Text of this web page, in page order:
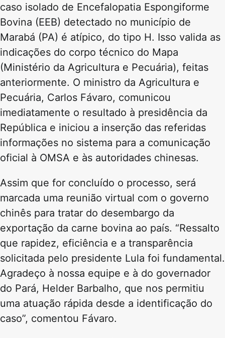
caso isolado de Encefalopatia Espongiforme
Bovina (EEB) detectado no município de
Marabá (PA) é atípico, do tipo H. Isso valida as
indicações do corpo técnico do Mapa
(Ministério da Agricultura e Pecuária), feitas
anteriormente. O ministro da Agricultura e
Pecuária, Carlos Fávaro, comunicou
imediatamente o resultado à presidência da
República e iniciou a inserção das referidas
informações no sistema para a comunicação
oficial à OMSA e às autoridades chinesas.
Assim que for concluído o processo, será
marcada uma reunião virtual com o governo
chinês para tratar do desembargo da
exportação da carne bovina ao país. “Ressalto
que rapidez, eficiência e a transparência
solicitada pelo presidente Lula foi fundamental.
Agradeço à nossa equipe e à do governador
do Pará, Helder Barbalho, que nos permitiu
uma atuação rápida desde a identificação do
caso”, comentou Fávaro.